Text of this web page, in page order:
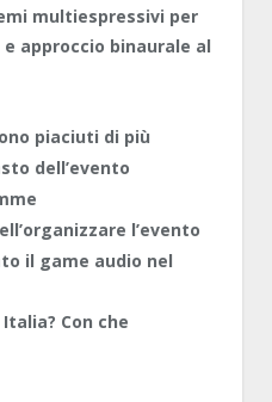
multiespressivi per
approccio binaurale al
piaciuti di più
dell’evento
l’evento
il game audio nel
Con che